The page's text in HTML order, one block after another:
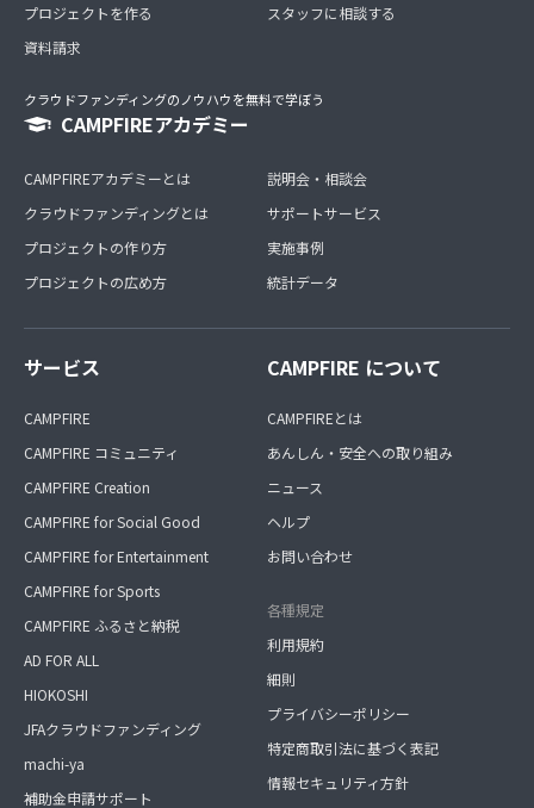
プロジェクトを作る
資料請求
スタッフに相談する
クラウドファンディングのノウハウを無料で学ぼう
CAMPFIREアカデミー
CAMPFIREアカデミーとは
クラウドファンディングとは
プロジェクトの作り方
プロジェクトの広め方
説明会・相談会
サポートサービス
実施事例
統計データ
サービス
CAMPFIRE
CAMPFIRE コミュニティ
CAMPFIRE Creation
CAMPFIRE for Social Good
CAMPFIRE for Entertainment
CAMPFIRE for Sports
CAMPFIRE ふるさと納税
AD FOR ALL
HIOKOSHI
JFAクラウドファンディング
machi-ya
補助金申請サポート
CAMPFIRE について
CAMPFIREとは
あんしん・安全への取り組み
ニュース
ヘルプ
お問い合わせ
各種規定
利用規約
細則
プライバシーポリシー
特定商取引法に基づく表記
情報セキュリティ方針